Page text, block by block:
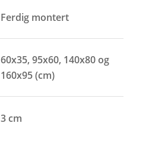
Ferdig montert
60x35, 95x60, 140x80 og
160x95 (cm)
3 cm